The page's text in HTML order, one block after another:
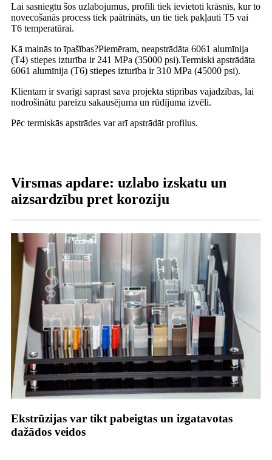
Lai sasniegtu šos uzlabojumus, profili tiek ievietoti krāsnīs, kur to
novecošanās process tiek paātrināts, un tie tiek pakļauti T5 vai
T6 temperatūrai.
Kā mainās to īpašības?Piemēram, neapstrādāta 6061 alumīnija
(T4) stiepes izturība ir 241 MPa (35000 psi).Termiski apstrādāta
6061 alumīnija (T6) stiepes izturība ir 310 MPa (45000 psi).
Klientam ir svarīgi saprast sava projekta stiprības vajadzības, lai
nodrošinātu pareizu sakausējuma un rūdījuma izvēli.
Pēc termiskās apstrādes var arī apstrādāt profilus.
Virsmas apdare: uzlabo izskatu un
aizsardzību pret koroziju
Ekstrūzijas var tikt pabeigtas un izgatavotas
dažādos veidos